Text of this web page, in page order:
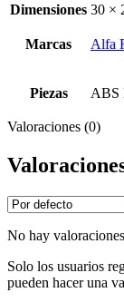
Dimensiones 30 ×
Marcas Alfa
Piezas ABS
Valoraciones (0)
No hay
Solo los usuarios
pueden hacer una